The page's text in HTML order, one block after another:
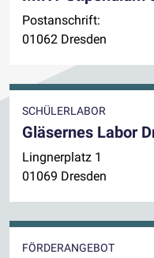
Postanschrift:
01062 Dresden
SCHÜLERLABOR
Gläsernes Labor
Lingnerplatz 1
01069 Dresden
FÖRDERANGEBOT